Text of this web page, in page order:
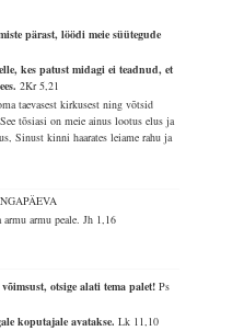
pärast, löödi meie süütegude
kes patust midagi ei teadnud, et
2Kr 5,21
taevasest kirkusest ning võtsid
tõsiasi on meie ainus lootus elus ja
Sinust kinni haarates leiame rahu ja
armu armu peale.Jh 1,16
otsige alati tema palet!Ps
koputajale avatakse.Lk 11,10